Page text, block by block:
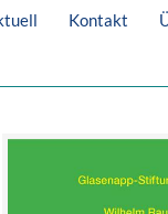
Kontakt